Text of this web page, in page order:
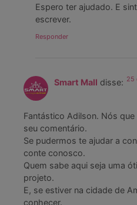
Espero ter ajudado. E
escrever.
Responder
Smart Mall disse: 25
Fantástico Adilson. Nós
seu comentário.
Se pudermos te ajudar a
conte conosco.
Quem sabe aqui seja uma
projeto.
E, se estiver na cidade de
conhecer.